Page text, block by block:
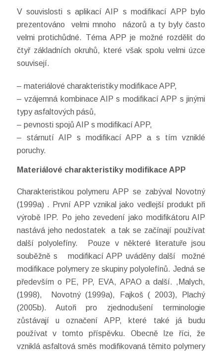
V souvislosti s aplikací AIP s modifikací APP bylo
prezentováno velmi mnoho názorů a ty byly často
velmi protichůdné. Téma APP je možné rozdělit do
čtyř základních okruhů, které však spolu velmi úzce
souvisejí.
– materiálové charakteristiky modifikace APP,
– vzájemná kombinace AIP s modifikací APP s jinými
typy asfaltových pásů,
– pevnosti spojů AIP s modifikací APP,
– stárnutí AIP s modifikací APP a s tím vzniklé
poruchy.
Materiálové charakteristiky modifikace APP
Charakteristikou polymeru APP se zabýval Novotný
(1999a) . První APP vznikal jako vedlejší produkt při
výrobě IPP. Po jeho zevedení jako modifikátoru AIP
nastává jeho nedostatek a tak se začínají používat
další polyolefíny. Pouze v některé literatuře jsou
souběžně s modifikací APP uváděny další možné
modifikace polymery ze skupiny polyolefínů. Jedná se
především o PE, PP, EVA, APAO a další. ,Malych,
(1998), Novotný (1999a), Fajkoš ( 2003), Plachý
(2005b). Autoři pro zjednodušení terminologie
zůstávají u označení APP, které také já budu
používat v tomto příspěvku. Obecně lze říci, že
vzniklá asfaltová směs modifikovaná těmito polymery